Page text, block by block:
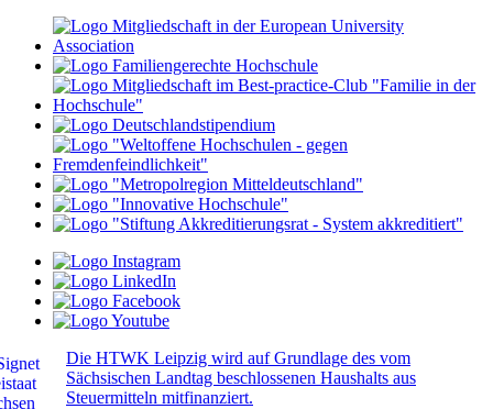
Die HTWK Leipzig wird auf Grundlage des vom
Sächsischen Landtag beschlossenen Haushalts aus
Steuermitteln mitfinanziert.